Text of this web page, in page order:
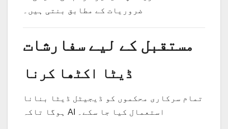
ضروریات کے مطابق بنتی ہیں۔
مستقبل کے لیے سفارشات
ڈیٹا اکٹھا کرنا
تمام سرکاری محکموں کو ڈیجیٹل ڈیٹا بنانا
ہوگا تاکہ AI استعمال کیا جا سکے۔